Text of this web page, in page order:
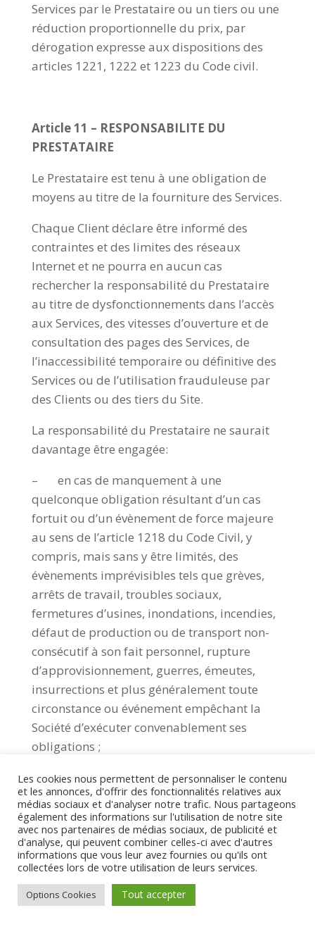
Services par le Prestataire ou un tiers ou une
réduction proportionnelle du prix, par
dérogation expresse aux dispositions des
articles 1221, 1222 et 1223 du Code civil.
Article 11 – RESPONSABILITE DU
PRESTATAIRE
Le Prestataire est tenu à une obligation de
moyens au titre de la fourniture des Services.
Chaque Client déclare être informé des
contraintes et des limites des réseaux
Internet et ne pourra en aucun cas
rechercher la responsabilité du Prestataire
au titre de dysfonctionnements dans l’accès
aux Services, des vitesses d’ouverture et de
consultation des pages des Services, de
l’inaccessibilité temporaire ou définitive des
Services ou de l’utilisation frauduleuse par
des Clients ou des tiers du Site.
La responsabilité du Prestataire ne saurait
davantage être engagée:
– en cas de manquement à une
quelconque obligation résultant d’un cas
fortuit ou d’un évènement de force majeure
au sens de l’article 1218 du Code Civil, y
compris, mais sans y être limités, des
évènements imprévisibles tels que grèves,
arrêts de travail, troubles sociaux,
fermetures d’usines, inondations, incendies,
défaut de production ou de transport non-
consécutif à son fait personnel, rupture
d’approvisionnement, guerres, émeutes,
insurrections et plus généralement toute
circonstance ou événement empêchant la
Société d’exécuter convenablement ses
obligations ;
– dans le cas où les informations,
données, instructions, directives, matériels
ou supports communiqués par le Client sont
erronés ou incomplets, et plus généralement
dans le cas où l’inexécution ou l’exécution
défectueuse des Services résulte en tout ou
partie du comportement, d’un manquement
ou d’une carence du Client ;
Les cookies nous permettent de personnaliser le contenu
et les annonces, d'offrir des fonctionnalités relatives aux
médias sociaux et d'analyser notre trafic. Nous partageons
également des informations sur l'utilisation de notre site
avec nos partenaires de médias sociaux, de publicité et
d'analyse, qui peuvent combiner celles-ci avec d'autres
informations que vous leur avez fournies ou qu'ils ont
collectées lors de votre utilisation de leurs services.
Options Cookies Tout accepter